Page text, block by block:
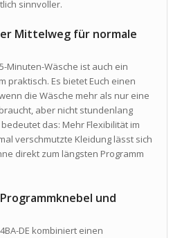
sinnvoller.
Mittelweg für normale
Minuten-Wäsche ist auch ein
praktisch. Es bietet Euch einen
die Wäsche mehr als nur eine
aber nicht stundenlang
das: Mehr Flexibilität im
verschmutzte Kleidung lässt sich
direkt zum längsten Programm
und
DE kombiniert einen